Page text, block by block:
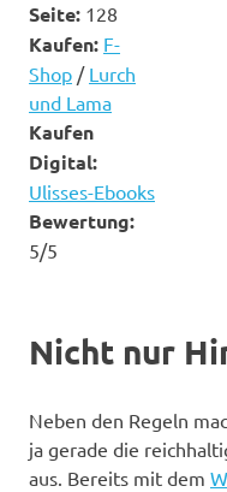
Seite: 128
Kaufen: F-
Shop / Lurch
und Lama
Kaufen
Digital:
Ulisses-Ebooks
Bewertung:
5/5
Nicht nur
Neben den Regeln
ja gerade die
aus. Bereits mit dem